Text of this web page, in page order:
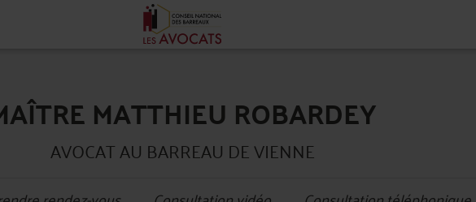
MATTHIEU ROBARDEY
AVOCAT AU BARREAU DE VIENNE